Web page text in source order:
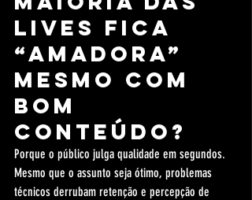
lives fica
“amadora”
mesmo com
bom
conteúdo?
Porque o público julga qualidade em segundos.
Mesmo que o assunto seja ótimo, problemas
técnicos derrubam retenção e percepção de